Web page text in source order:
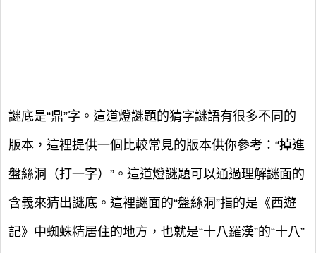
謎底是“鼎”字。這道燈謎題的猜字謎語有很多不同的
版本，這裡提供一個比較常見的版本供你參考：“掉進
盤絲洞（打一字）”。這道燈謎題可以通過理解謎面的
含義來猜出謎底。這裡謎面的“盤絲洞”指的是《西遊
記》中蜘蛛精居住的地方，也就是“十八羅漢”的“十八”